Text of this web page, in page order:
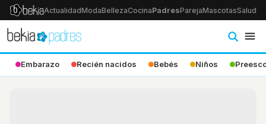
ActualidadModaBellezaCocinaPadresParejaMascotasSalud
Embarazo Recién nacidos Bebés Niños